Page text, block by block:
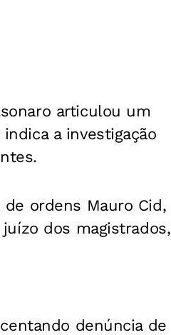
articulou um
a investigação
ordens Mauro Cid,
dos magistrados,
denúncia de